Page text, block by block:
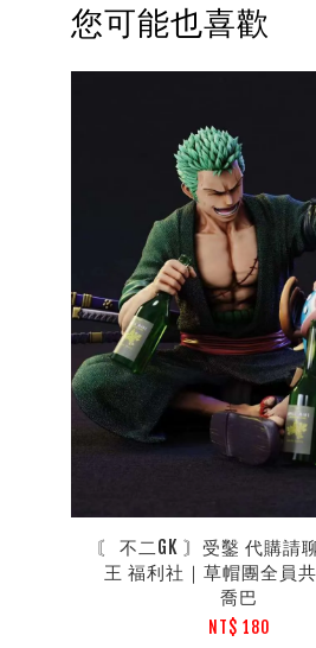
您可能也喜歡
〘 不二GK 〙受鑿 代購請
王 福利社｜草帽團全員
喬巴
NT$ 180